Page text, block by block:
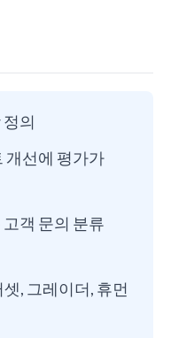
의
개선에 평가가
객 문의 분류
, 그레이더, 휴먼